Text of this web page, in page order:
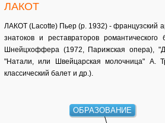
ЛАКОТ
ЛАКОТ (Lacotte) Пьер (р. 1932) - французский
знатоков и реставраторов
Шнейцхоффера (1972, Парижская опера),
"Натали, или Швейцарская молочница" А.
классический балет и др.).
ОБРАЗОВАНИЕ